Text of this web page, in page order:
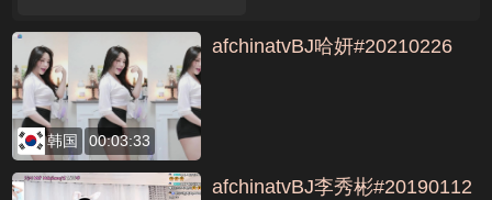
韩国 00:03:33
afchinatvBJ哈妍#20210226
afchinatvBJ李秀彬#20190112